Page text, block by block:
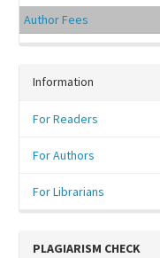
Author Fees
Information
For Readers
For Authors
For Librarians
PLAGIARISM CHECK